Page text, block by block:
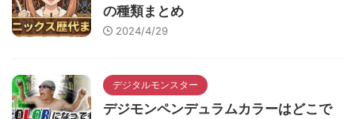
の種類まとめ
2024/4/29
デジタルモンスター
デジモンペンデュラムカラーはどこで